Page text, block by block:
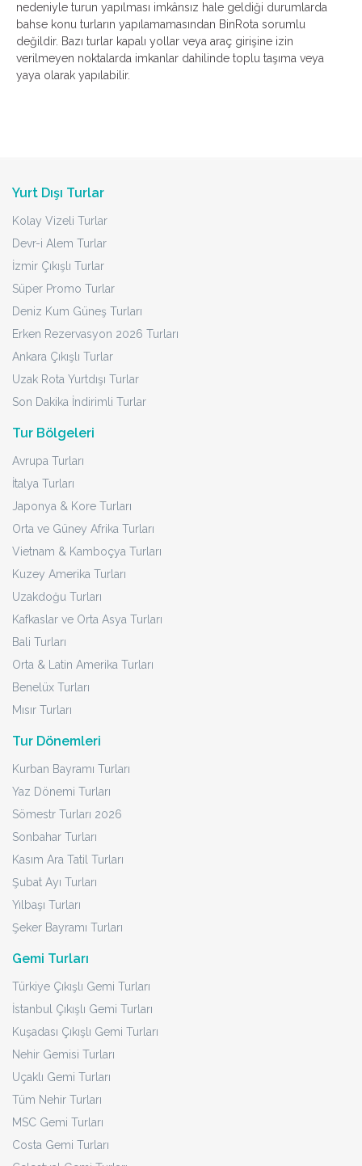
nedeniyle turun yapılması imkânsız hale geldiği durumlarda
bahse konu turların yapılamamasından BinRota sorumlu
değildir. Bazı turlar kapalı yollar veya araç girişine izin
verilmeyen noktalarda imkanlar dahilinde toplu taşıma veya
yaya olarak yapılabilir.
Yurt Dışı Turlar
Kolay Vizeli Turlar
Devr-i Alem Turlar
İzmir Çıkışlı Turlar
Süper Promo Turlar
Deniz Kum Güneş Turları
Erken Rezervasyon 2026 Turları
Ankara Çıkışlı Turlar
Uzak Rota Yurtdışı Turlar
Son Dakika İndirimli Turlar
Tur Bölgeleri
Avrupa Turları
İtalya Turları
Japonya & Kore Turları
Orta ve Güney Afrika Turları
Vietnam & Kamboçya Turları
Kuzey Amerika Turları
Uzakdoğu Turları
Kafkaslar ve Orta Asya Turları
Bali Turları
Orta & Latin Amerika Turları
Benelüx Turları
Mısır Turları
Tur Dönemleri
Kurban Bayramı Turları
Yaz Dönemi Turları
Sömestr Turları 2026
Sonbahar Turları
Kasım Ara Tatil Turları
Şubat Ayı Turları
Yılbaşı Turları
Şeker Bayramı Turları
Gemi Turları
Türkiye Çıkışlı Gemi Turları
İstanbul Çıkışlı Gemi Turları
Kuşadası Çıkışlı Gemi Turları
Nehir Gemisi Turları
Uçaklı Gemi Turları
Tüm Nehir Turları
MSC Gemi Turları
Costa Gemi Turları